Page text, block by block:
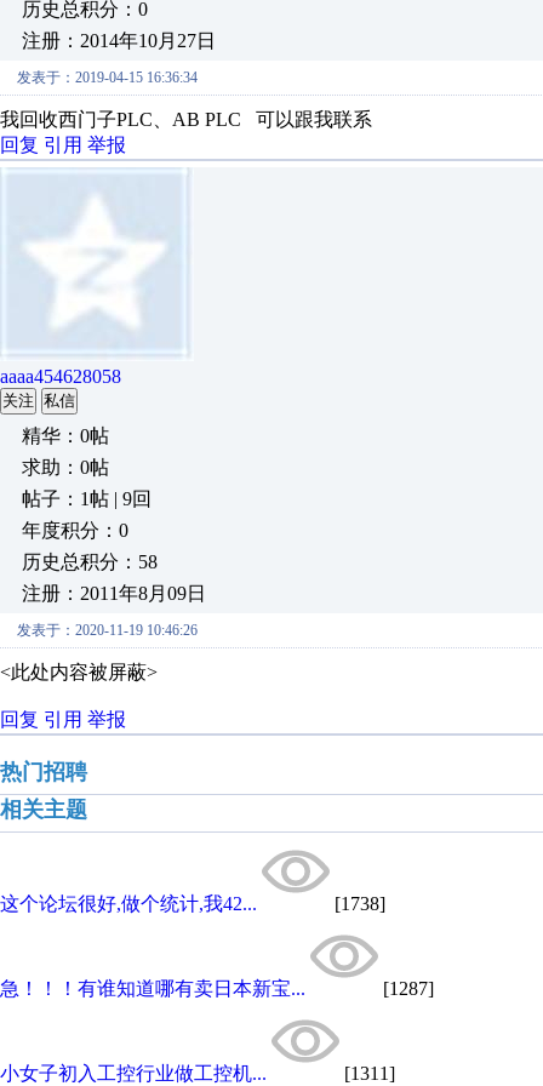
历史总积分：0
注册：2014年10月27日
发表于：2019-04-15 16:36:34
我回收西门子PLC、AB PLC 可以跟我联系
回复 引用 举报
aaaa454628058
关注 私信
精华：0帖
求助：0帖
帖子：1帖 | 9回
年度积分：0
历史总积分：58
注册：2011年8月09日
发表于：2020-11-19 10:46:26
<此处内容被屏蔽>
回复 引用 举报
热门招聘
相关主题
这个论坛很好,做个统计,我42... [1738]
急！！！有谁知道哪有卖日本新宝... [1287]
小女子初入工控行业做工控机... [1311]